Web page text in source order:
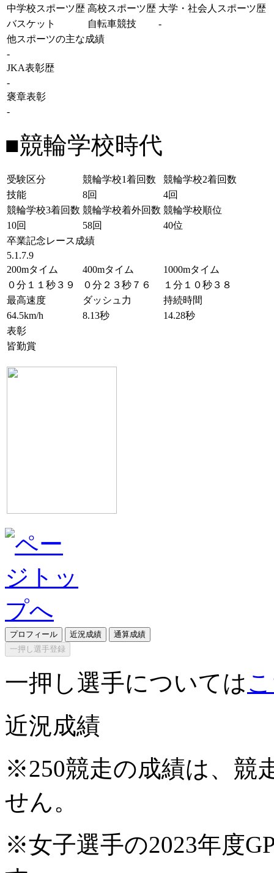
中学校スポーツ歴 高校スポーツ歴 大学・社会人スポーツ歴
バスケット
自転車競技
-
他スポーツの主な成績
-
JKA表彰歴
-
褒章表彰
-
■競輪学校時代
受験区分 競輪学校1着回数
競輪学校2着回数
技能
8回
4回
競輪学校3着回数 競輪学校着外回数 競輪学校順位
10回
58回
40位
卒業記念レース成績
5.1.7.9
200mタイム
400mタイム
1000mタイム
０分１１秒３９
０分２３秒７６
１分１０秒３８
最高速度
ダッシュ力
持続時間
64.5km/h
8.13秒
14.28秒
表彰
皆勤賞
プロフィール 近況成績
通算成績
一押し選手登録
一押し選手については
近況成績
※250競走の成績は、競
せん。
※女子選手の2023年度